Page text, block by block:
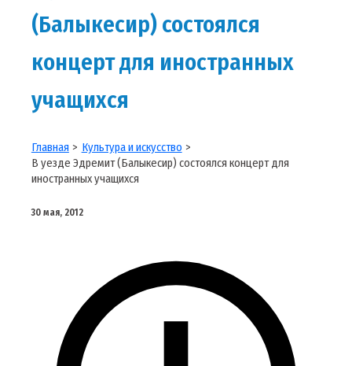
(Балыкесир) состоялся
концерт для иностранных
учащихся
Главная
Культура и искусство
В уезде Эдремит (Балыкесир) состоялся концерт для
иностранных учащихся
30 мая, 2012